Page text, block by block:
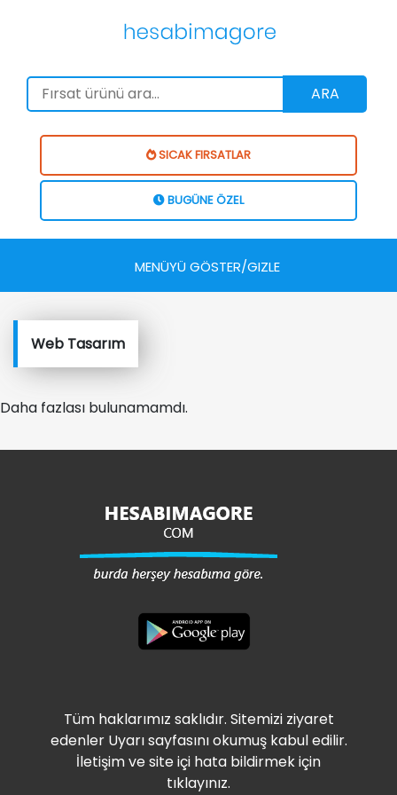
ARA
SICAK FIRSATLAR
BUGÜNE ÖZEL
MENÜYÜ GÖSTER/GIZLE
Web Tasarım
Daha fazlası bulunamamdı.
Tüm haklarımız saklıdır. Sitemizi ziyaret
edenler Uyarı sayfasını okumuş kabul edilir.
İletişim ve site içi hata bildirmek için
tıklayınız.